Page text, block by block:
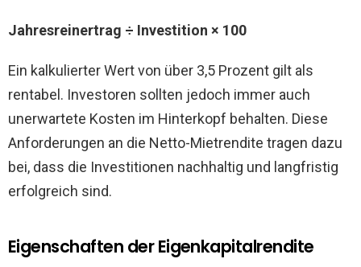
Jahresreinertrag ÷ Investition × 100
Ein kalkulierter Wert von über 3,5 Prozent gilt als
rentabel. Investoren sollten jedoch immer auch
unerwartete Kosten im Hinterkopf behalten. Diese
Anforderungen an die Netto-Mietrendite tragen dazu
bei, dass die Investitionen nachhaltig und langfristig
erfolgreich sind.
Eigenschaften der Eigenkapitalrendite